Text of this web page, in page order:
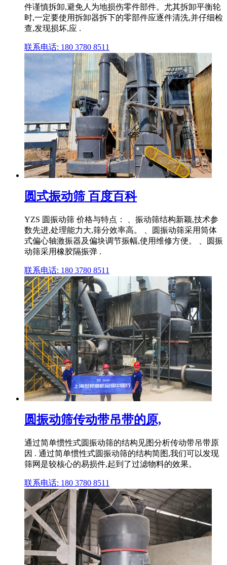
件谨慎拆卸,避免人为地损伤零件部件。尤其拆卸平衡轮
时,一定要使用拆卸器拆下的零部件应逐件清洗,并仔细检
查,发现损坏,应 .
联系电话: 180 3780 8511
圆式振动筛 百度百科
YZS 圆振动筛 价格与特点： 、振动筛结构新颖,技术参
数先进,处理能力大,筛分效率高。 、圆振动筛采用筒体
式偏心轴激振器及偏块调节振幅,使用维修方便。 、圆振
动筛采用橡胶隔振弹 .
联系电话: 180 3780 8511
圆振动筛传动带吊带的原,
通过简单惯性式圆振动筛的结构见图分析传动带吊带原
因 . 通过简单惯性式圆振动筛的结构简图,我们可以发现
筛网是较核心的易损件,起到了过滤物料的效果。
联系电话: 180 3780 8511